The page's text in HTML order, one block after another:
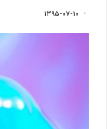
۱۳۹۵-۰۷-۱۰